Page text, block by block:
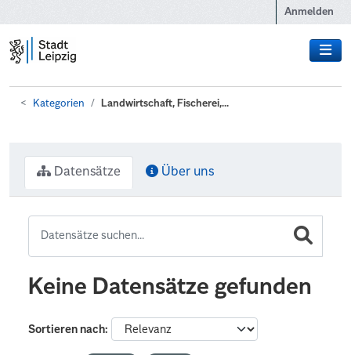
Anmelden
Kategorien Landwirtschaft, Fischerei,...
Datensätze Über uns
Keine Datensätze gefunden
Sortieren nach